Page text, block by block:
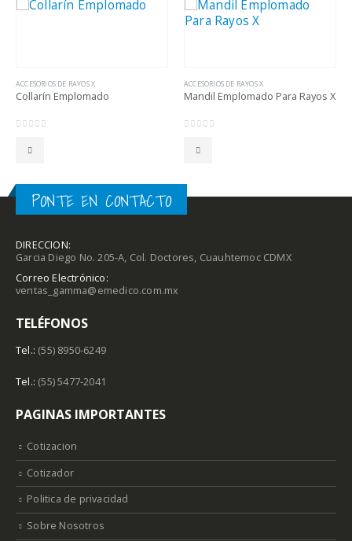
ACCESORIOS DE RAYOS X
Collarín Emplomado
ACCESORIOS DE RAYOS X
Mandil Emplomado Para Rayos X
PONTE EN CONTACTO
DIRECCION:
Garcia Diego No. 205-A, Col. Doctores, Cuauhtemoc CDMX
Correo Electrónico:
ventas_gamma@emedico.com.mx
TELÉFONOS
Tel.: (55) 8950-6249
Tel.: (55) 5477-2041
PAGINAS IMPORTANTES
Cotizacion
Cotizador
Politica de privacidad
Sobre Nosotros